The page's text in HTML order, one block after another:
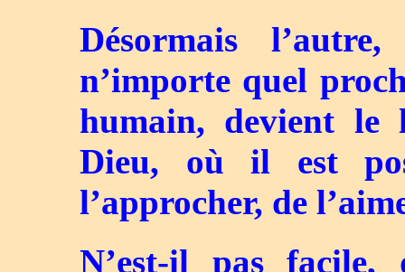
Désormais
n’importe quel
humain, devient le
Dieu, où il est
l’approcher, de
N’est-il pas facile,